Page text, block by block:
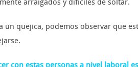
arraigados y difíciles de soltar.
un quejica, podemos observar que
con estas personas a nivel laboral